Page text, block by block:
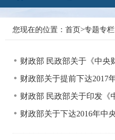
您现在的位置： 首页>专题专栏
财政部 民政部关于《中
财政部关于提前下达2017
财政部 民政部关于印发
财政部关于下达2016年中